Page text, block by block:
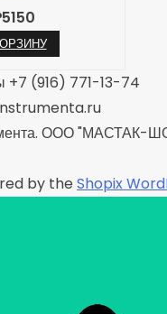
5150
+7 (916) 771-13-74
ООО "МАСТАК-
by the Shopix